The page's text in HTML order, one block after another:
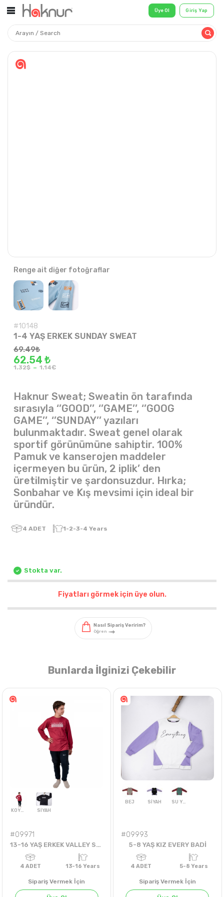
Üye Ol
Renge ait diğer fotoğraflar
#10148
1-4 YAŞ ERKEK SUNDAY SWEAT
69.49₺
62.54 ₺
1.32$ - 1.14€
Haknur Sweat; Sweatin ön tarafında
sırasıyla ‘’GOOD’’, ‘’GAME’’, ‘’GOOG
GAME’’, ‘’SUNDAY’’ yazıları
bulunmaktadır. Sweat genel olarak
sportif görünümüne sahiptir. 100%
Pamuk ve kanserojen maddeler
içermeyen bu ürün, 2 iplik’ den
üretilmiştir ve şardonsuzdur. Hırka;
Sonbahar ve Kış mevsimi için ideal bir
üründür.
4 ADET 1-2-3-4 Years
Stokta var.
Fiyatları görmek için üye olun.
Nasıl Sipariş Veririm?
Öğren
Bunlarda İlginizi Çekebilir
#09971
13-16 YAŞ ERKEK VALLEY SWEAT
Sipariş Vermek İçin
BEJ SİYAH SU YEŞİLİ
#09993
5-8 YAŞ KIZ EVERY BADİ
Sipariş Vermek İçin